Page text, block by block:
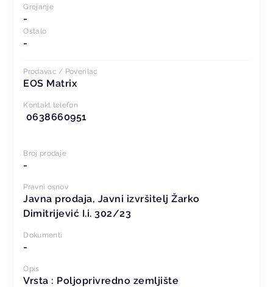
Grejanje
-
Ostalo
-
Prodavac / Poverilac
EOS Matrix
Kontakt telefon
0638660951
Broj prodaje
-
Pravni osnov
Javna prodaja, Javni izvršitelj Žarko
Dimitrijević I.i. 302/23
Dokumenti
-
Opis
Vrsta : Poljoprivredno zemljište